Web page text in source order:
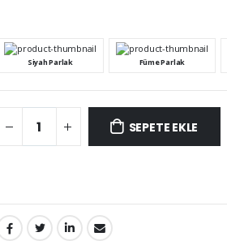
Siyah Parlak Füme Parlak
SEPETE EKLE